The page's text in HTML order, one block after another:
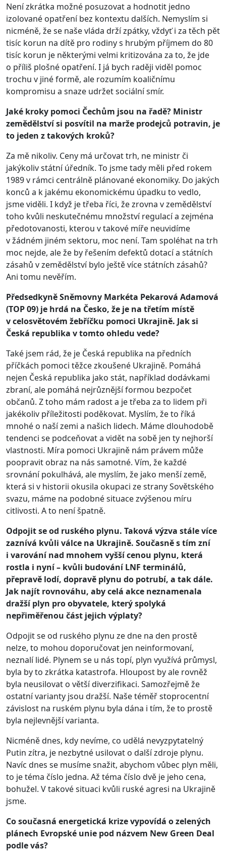
Není zkrátka možné posuzovat a hodnotit jedno
izolované opatření bez kontextu dalších. Nemyslím si
nicméně, že se naše vláda drží zpátky, vždyť i za těch pět
tisíc korun na dítě pro rodiny s hrubým příjmem do 80
tisíc korun je některými velmi kritizována za to, že jde
o příliš plošné opatření. I já bych raději viděl pomoc
trochu v jiné formě, ale rozumím koaličnímu
kompromisu a snaze udržet sociální smír.
Jaké kroky pomoci Čechům jsou na řadě? Ministr
zemědělství si posvítil na marže prodejců potravin, je
to jeden z takových kroků?
Za mě nikoliv. Ceny má určovat trh, ne ministr či
jakýkoliv státní úředník. To jsme tady měli před rokem
1989 v rámci centrálně plánované ekonomiky. Do jakých
konců a k jakému ekonomickému úpadku to vedlo,
jsme viděli. I když je třeba říci, že zrovna v zemědělství
toho kvůli neskutečnému množství regulací a zejména
předotovanosti, kterou v takové míře neuvidíme
v žádném jiném sektoru, moc není. Tam spoléhat na trh
moc nejde, ale že by řešením defektů dotací a státních
zásahů v zemědělství bylo ještě více státních zásahů?
Ani tomu nevěřím.
Předsedkyně Sněmovny Markéta Pekarová Adamová
(TOP 09) je hrdá na Česko, že je na třetím místě
v celosvětovém žebříčku pomoci Ukrajině. Jak si
Česká republika v tomto ohledu vede?
Také jsem rád, že je Česká republika na předních
příčkách pomoci těžce zkoušené Ukrajině. Pomáhá
nejen Česká republika jako stát, například dodávkami
zbraní, ale pomáhá nejrůznější formou bezpočet
občanů. Z toho mám radost a je třeba za to lidem při
jakékoliv příležitosti poděkovat. Myslím, že to říká
mnohé o naší zemi a našich lidech. Máme dlouhodobě
tendenci se podceňovat a vidět na sobě jen ty nejhorší
vlastnosti. Míra pomoci Ukrajině nám právem může
poopravit obraz na nás samotné. Vím, že každé
srovnání pokulhává, ale myslím, že jako menší země,
která si v historii okusila okupaci ze strany Sovětského
svazu, máme na podobné situace zvýšenou míru
citlivosti. A to není špatně.
Odpojit se od ruského plynu. Taková výzva stále více
zaznívá kvůli válce na Ukrajině. Současně s tím zní
i varování nad mnohem vyšší cenou plynu, která
rostla i nyní – kvůli budování LNF terminálů,
přepravě lodí, dopravě plynu do potrubí, a tak dále.
Jak najít rovnováhu, aby celá akce neznamenala
dražší plyn pro obyvatele, který spolyká
nepřiměřenou část jejich výplaty?
Odpojit se od ruského plynu ze dne na den prostě
nelze, to mohou doporučovat jen neinformovaní,
neznalí lidé. Plynem se u nás topí, plyn využívá průmysl,
byla by to zkrátka katastrofa. Hloupost by ale rovněž
byla neusilovat o větší diverzifikaci. Samozřejmě že
ostatní varianty jsou dražší. Naše téměř stoprocentní
závislost na ruském plynu byla dána i tím, že to prostě
byla nejlevnější varianta.
Nicméně dnes, kdy nevíme, co udělá nevyzpytatelný
Putin zítra, je nezbytné usilovat o další zdroje plynu.
Navíc dnes se musíme snažit, abychom vůbec plyn měli,
to je téma číslo jedna. Až téma číslo dvě je jeho cena,
bohužel. V takové situaci kvůli ruské agresi na Ukrajině
jsme.
Co současná energetická krize vypovídá o zelených
plánech Evropské unie pod názvem New Green Deal
podle vás?